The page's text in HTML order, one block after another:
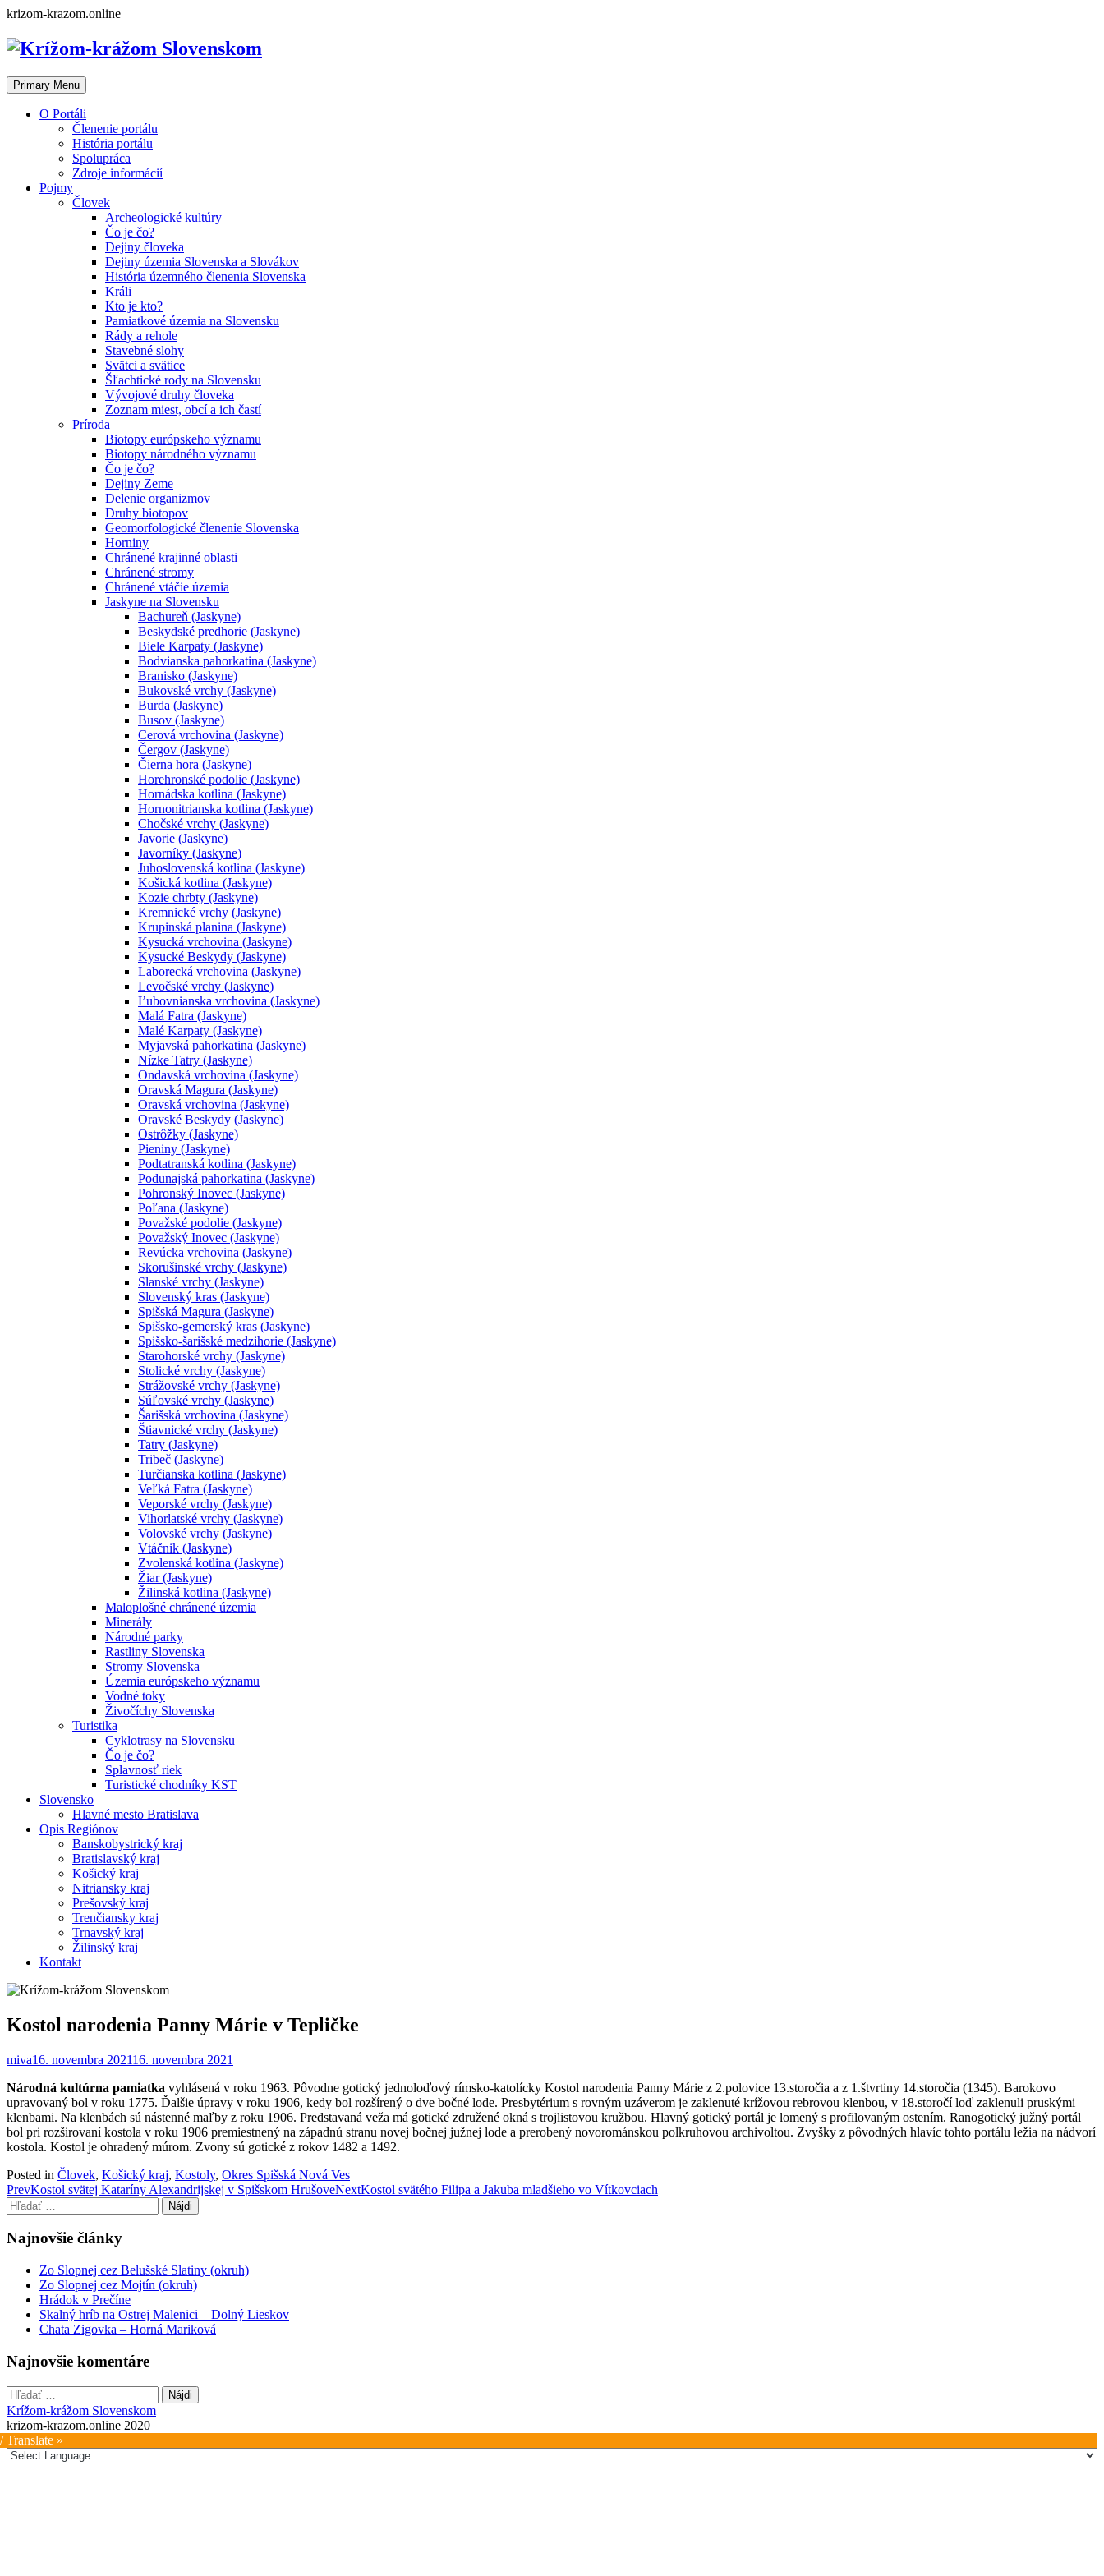
Skip
content
krizom-krazom.online
Primary Menu
O Portáli
Členenie portálu
História portálu
Spolupráca
Zdroje informácií
Pojmy
Človek
Archeologické kultúry
Čo je čo?
Dejiny človeka
Dejiny územia Slovenska a Slovákov
História územného členenia Slovenska
Králi
Kto je kto?
Pamiatkové územia na Slovensku
Rády a rehole
Stavebné slohy
Svätci a svätice
Šľachtické rody na Slovensku
Vývojové druhy človeka
Zoznam miest, obcí a ich častí
Príroda
Biotopy európskeho významu
Biotopy národného významu
Čo je čo?
Dejiny Zeme
Delenie organizmov
Druhy biotopov
Geomorfologické členenie Slovenska
Horniny
Chránené krajinné oblasti
Chránené stromy
Chránené vtáčie územia
Jaskyne na Slovensku
Bachureň (Jaskyne)
Beskydské predhorie (Jaskyne)
Biele Karpaty (Jaskyne)
Bodvianska pahorkatina (Jaskyne)
Branisko (Jaskyne)
Bukovské vrchy (Jaskyne)
Burda (Jaskyne)
Busov (Jaskyne)
Cerová vrchovina (Jaskyne)
Čergov (Jaskyne)
Čierna hora (Jaskyne)
Horehronské podolie (Jaskyne)
Hornádska kotlina (Jaskyne)
Hornonitrianska kotlina (Jaskyne)
Chočské vrchy (Jaskyne)
Javorie (Jaskyne)
Javorníky (Jaskyne)
Juhoslovenská kotlina (Jaskyne)
Košická kotlina (Jaskyne)
Kozie chrbty (Jaskyne)
Kremnické vrchy (Jaskyne)
Krupinská planina (Jaskyne)
Kysucká vrchovina (Jaskyne)
Kysucké Beskydy (Jaskyne)
Laborecká vrchovina (Jaskyne)
Levočské vrchy (Jaskyne)
Ľubovnianska vrchovina (Jaskyne)
Malá Fatra (Jaskyne)
Malé Karpaty (Jaskyne)
Myjavská pahorkatina (Jaskyne)
Nízke Tatry (Jaskyne)
Ondavská vrchovina (Jaskyne)
Oravská Magura (Jaskyne)
Oravská vrchovina (Jaskyne)
Oravské Beskydy (Jaskyne)
Ostrôžky (Jaskyne)
Pieniny (Jaskyne)
Podtatranská kotlina (Jaskyne)
Podunajská pahorkatina (Jaskyne)
Pohronský Inovec (Jaskyne)
Poľana (Jaskyne)
Považské podolie (Jaskyne)
Považský Inovec (Jaskyne)
Revúcka vrchovina (Jaskyne)
Skorušinské vrchy (Jaskyne)
Slanské vrchy (Jaskyne)
Slovenský kras (Jaskyne)
Spišská Magura (Jaskyne)
Spišsko-gemerský kras (Jaskyne)
Spišsko-šarišské medzihorie (Jaskyne)
Starohorské vrchy (Jaskyne)
Stolické vrchy (Jaskyne)
Strážovské vrchy (Jaskyne)
Súľovské vrchy (Jaskyne)
Šarišská vrchovina (Jaskyne)
Štiavnické vrchy (Jaskyne)
Tatry (Jaskyne)
Tribeč (Jaskyne)
Turčianska kotlina (Jaskyne)
Veľká Fatra (Jaskyne)
Veporské vrchy (Jaskyne)
Vihorlatské vrchy (Jaskyne)
Volovské vrchy (Jaskyne)
Vtáčnik (Jaskyne)
Zvolenská kotlina (Jaskyne)
Žiar (Jaskyne)
Žilinská kotlina (Jaskyne)
Maloplošné chránené územia
Minerály
Národné parky
Rastliny Slovenska
Stromy Slovenska
Územia európskeho významu
Vodné toky
Živočíchy Slovenska
Turistika
Cyklotrasy na Slovensku
Čo je čo?
Splavnosť riek
Turistické chodníky KST
Slovensko
Hlavné mesto Bratislava
Opis Regiónov
Banskobystrický kraj
Bratislavský kraj
Košický kraj
Nitriansky kraj
Prešovský kraj
Trenčiansky kraj
Trnavský kraj
Žilinský kraj
Kontakt
Kostol narodenia Panny Márie v Tepličke
miva16. novembra 202116. novembra 2021
Národná kultúrna pamiatka vyhlásená v roku 1963. Pôvodne gotický jednoloďový rímsko-katolícky Kostol narodenia Panny Márie z 2.polovice 13.storočia a z 1.štvrtiny 14.storočia (1345). Barokovo
upravovaný bol v roku 1775. Ďalšie úpravy v roku 1906, kedy bol rozšírený o dve bočné lode. Presbytérium s rovným uzáverom je zaklenuté krížovou rebrovou klenbou, v 18.storočí loď zaklenuli pruskými
klenbami. Na klenbách sú nástenné maľby z roku 1906. Predstavaná veža má gotické združené okná s trojlistovou kružbou. Hlavný gotický portál je lomený s profilovaným ostením. Ranogotický južný portál
bol pri rozširovaní kostola v roku 1906 premiestnený na západnú stranu novej bočnej južnej lode a prerobený novorománskou polkruhovou archivoltou. Zvyšky z pôvodných hlavíc tohto portálu ležia na nádvorí
kostola. Kostol je ohradený múrom. Zvony sú gotické z rokov 1482 a 1492.
Posted in Človek, Košický kraj, Kostoly, Okres Spišská Nová Ves
Post
navigation
PrevKostol svätej Kataríny Alexandrijskej v Spišskom HrušoveNextKostol svätého Filipa a Jakuba mladšieho vo Vítkovciach
Hľadať:
Najnovšie články
Zo Slopnej cez Belušské Slatiny (okruh)
Zo Slopnej cez Mojtín (okruh)
Hrádok v Prečíne
Skalný hríb na Ostrej Malenici – Dolný Lieskov
Chata Zigovka – Horná Mariková
Najnovšie komentáre
Hľadať:
Krížom-krážom Slovenskom
krizom-krazom.online 2020
Translate »